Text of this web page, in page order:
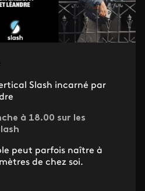
Slash incarné par
à 18.00 sur les
peut parfois naître à
de chez soi.